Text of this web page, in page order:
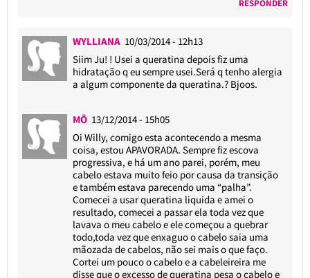
RESPONDER
WYLLIANA 10/03/2014 - 12h13
Siim Ju! ! Usei a queratina depois fiz uma
hidratação q eu sempre usei.Será q tenho alergia
a algum componente da queratina.? Bjoos.
MÔ 13/12/2014 - 15h05
Oi Willy, comigo esta acontecendo a mesma
coisa, estou APAVORADA. Sempre fiz escova
progressiva, e há um ano parei, porém, meu
cabelo estava muito feio por causa da transição
e também estava parecendo uma “palha”.
Comecei a usar queratina liquida e amei o
resultado, comecei a passar ela toda vez que
lavava o meu cabelo e ele começou a quebrar
todo,toda vez que enxaguo o cabelo saia uma
mãozada de cabelos, não sei mais o que faço.
Cortei um pouco o cabelo e a cabeleireira me
disse que o excesso de queratina pesa o cabelo e